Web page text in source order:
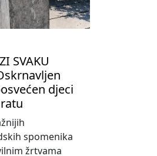
SVAKU
djeci
spomenika
žrtvama